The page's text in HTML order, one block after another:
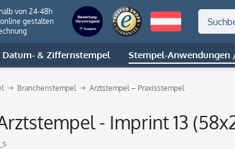
von 24-48h
gestalten
Datum- & Ziffernstempel Stempel-Anwendungen
Branchenstempel Arztstempel – Praxisstempel
- Imprint 13